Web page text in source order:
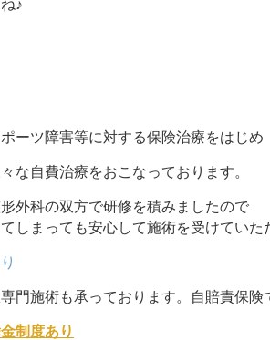
♪
ーツ障害等に対する保険治療をはじめ
な自費治療をおこなっております。
外科の双方で研修を積みましたので
しまっても安心して施術を受けていた
門施術も承っております。自賠責保険
制度あり